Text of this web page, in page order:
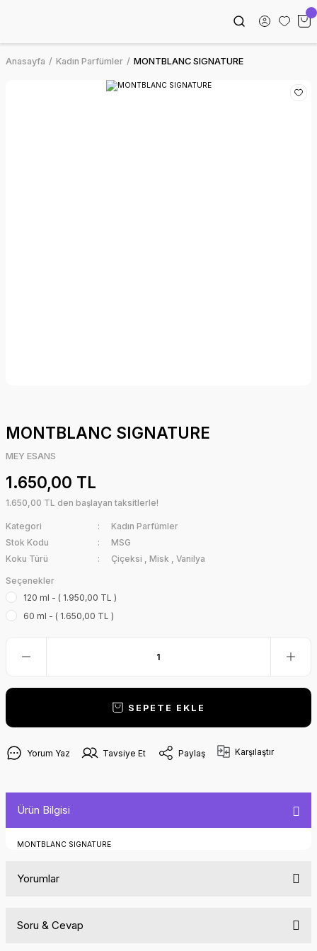
Anasayfa Kadın Parfümler MONTBLANC SIGNATURE
MONTBLANC SIGNATURE
MEY ESANS
1.650,00 TL
1.650,00 TL den başlayan taksitlerle!
Kategori
Kadın Parfümler
Stok Kodu
MSG
Koku Türü
Çiçeksi , Misk , Vanilya
Seçenekler
120 ml - ( 1.950,00 TL )
60 ml - ( 1.650,00 TL )
SEPETE EKLE
Yorum Yaz Tavsiye Et Paylaş Karşılaştır
Ürün Bilgisi
MONTBLANC SIGNATURE
Yorumlar
Soru & Cevap